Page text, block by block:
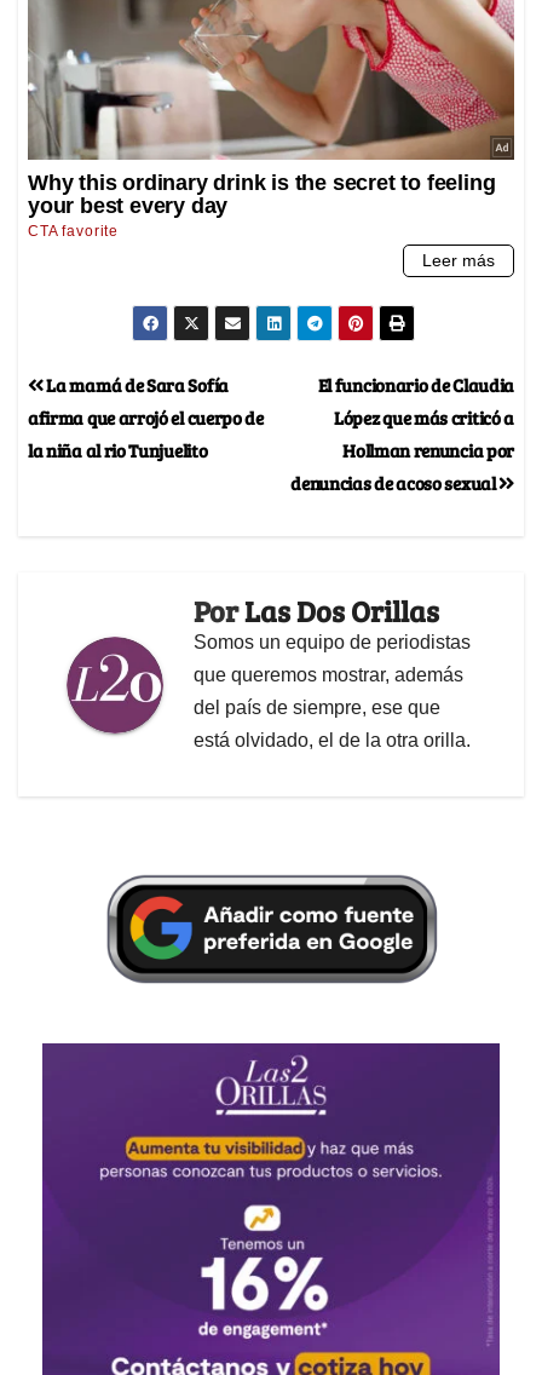
El funcionario de Claudia
López que más criticó a
Hollman renuncia por
denuncias de acoso sexual
La mamá de Sara Sofía
afirma que arrojó el cuerpo de
la niña al rio Tunjuelito
PorLas Dos Orillas
Somos un equipo de periodistas
que queremos mostrar, además
del país de siempre, ese que
está olvidado, el de la otra orilla.